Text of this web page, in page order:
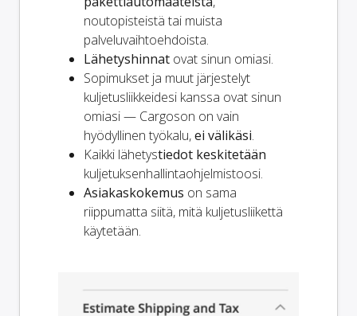
noutopisteistä tai muista
palveluvaihtoehdoista.
Lähetyshinnat ovat sinun omiasi.
Sopimukset ja muut järjestelyt
kuljetusliikkeidesi kanssa ovat sinun
omiasi — Cargoson on vain
hyödyllinen työkalu,ei välikäsi.
Kaikki lähetystiedot keskitetään
kuljetuksenhallintaohjelmistoosi.
Asiakaskokemus on sama
riippumatta siitä, mitä kuljetusliikettä
käytetään.